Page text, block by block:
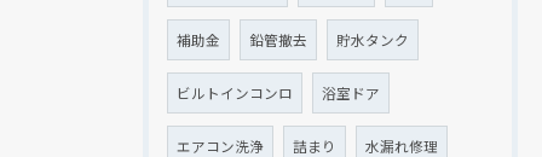
補助金 鉛管撤去 貯水タンク
ビルトインコンロ 浴室ドア
エアコン洗浄 詰まり 水漏れ修理